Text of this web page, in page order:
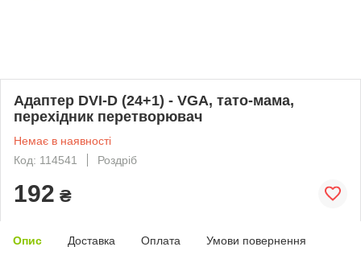
Адаптер DVI-D (24+1) - VGA, тато-мама,
перехідник перетворювач
Немає в наявності
Код: 114541
Роздріб
192 ₴
Опис Доставка Оплата Умови повернення